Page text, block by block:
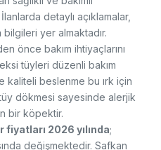
detaylı açıklamalar,
yer almaktadır.
önce bakım ihtiyaçlarını
tüyleri düzenli bakım
beslenme bu ırk için
dökmesi sayesinde alerjik
bir köpektir.
2026 yılında;
değişmektedir. Safkan